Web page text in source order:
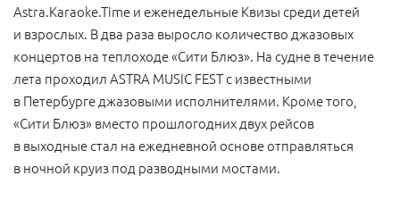
Astra.Karaoke.Time и еженедельные Квизы среди детей
и взрослых. В два раза выросло количество джазовых
концертов на теплоходе «Сити Блюз». На судне в течение
лета проходил ASTRA MUSIC FEST с известными
в Петербурге джазовыми исполнителями. Кроме того,
«Сити Блюз» вместо прошлогодних двух рейсов
в выходные стал на ежедневной основе отправляться
в ночной круиз под разводными мостами.